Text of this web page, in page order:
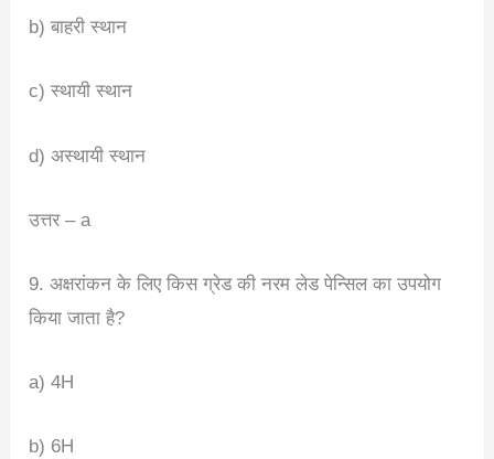
b) बाहरी स्थान
c) स्थायी स्थान
d) अस्थायी स्थान
उत्तर – a
9. अक्षरांकन के लिए किस ग्रेड की नरम लेड पेन्सिल का उपयोग
किया जाता है?
a) 4H
b) 6H